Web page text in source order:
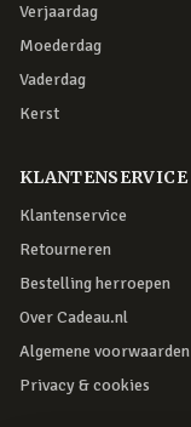
Verjaardag
Moederdag
Vaderdag
Kerst
KLANTENSERVICE
Klantenservice
Retourneren
Bestelling herroepen
Over Cadeau.nl
Algemene voorwaarden
Privacy & cookies